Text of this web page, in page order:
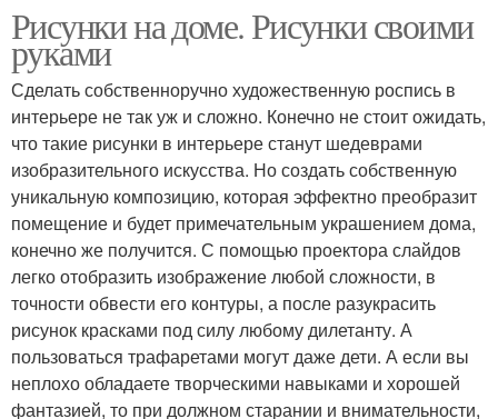
Рисунки на доме. Рисунки своими
руками
Сделать собственноручно художественную роспись в
интерьере не так уж и сложно. Конечно не стоит ожидать,
что такие рисунки в интерьере станут шедеврами
изобразительного искусства. Но создать собственную
уникальную композицию, которая эффектно преобразит
помещение и будет примечательным украшением дома,
конечно же получится. С помощью проектора слайдов
легко отобразить изображение любой сложности, в
точности обвести его контуры, а после разукрасить
рисунок красками под силу любому дилетанту. А
пользоваться трафаретами могут даже дети. А если вы
неплохо обладаете творческими навыками и хорошей
фантазией, то при должном старании и внимательности,